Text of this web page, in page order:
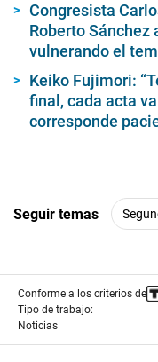
Congresista
Roberto Sánchez
vulnerando el
Keiko Fujimori:
final, cada acta
corresponde
Seguir temas
Conforme a los criterios de
Tipo de trabajo:
Noticias